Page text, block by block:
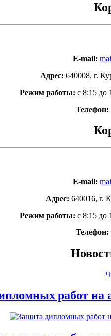
E-mail:
Адрес: 640008, г.
Режим работы: c 8:15 до
Телефон:
E-mail:
Адрес: 640016, г.
Режим работы: c 8:15 до
Телефон:
работ на